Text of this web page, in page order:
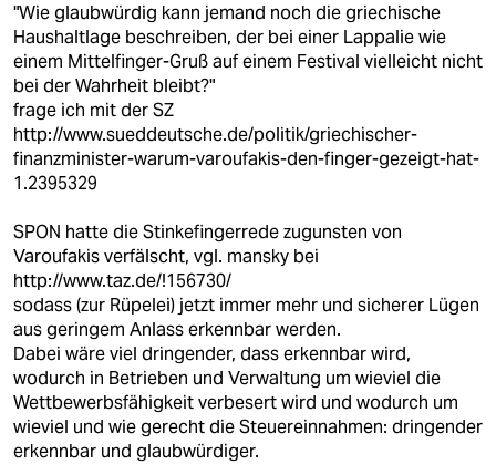
"Wie glaubwürdig kann jemand noch die griechische
Haushaltlage beschreiben, der bei einer Lappalie wie
einem Mittelfinger-Gruß auf einem Festival vielleicht nicht
bei der Wahrheit bleibt?"
frage ich mit der SZ
http://www.sueddeutsche.de/politik/griechischer-
finanzminister-warum-varoufakis-den-finger-gezeigt-hat-
1.2395329
SPON hatte die Stinkefingerrede zugunsten von
Varoufakis verfälscht, vgl. mansky bei
http://www.taz.de/!156730/
sodass (zur Rüpelei) jetzt immer mehr und sicherer Lügen
aus geringem Anlass erkennbar werden.
Dabei wäre viel dringender, dass erkennbar wird,
wodurch in Betrieben und Verwaltung um wieviel die
Wettbewerbsfähigkeit verbesert wird und wodurch um
wieviel und wie gerecht die Steuereinnahmen: dringender
erkennbar und glaubwürdiger.